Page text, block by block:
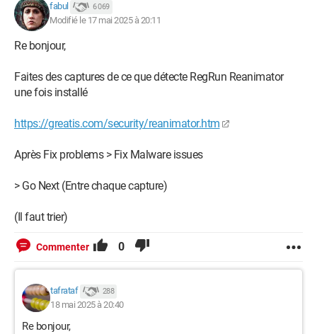
fabul 6 069
Modifié le 17 mai 2025 à 20:11
Re bonjour,
Faites des captures de ce que détecte RegRun Reanimator
une fois installé
https://greatis.com/security/reanimator.htm
Après Fix problems > Fix Malware issues
> Go Next (Entre chaque capture)
(Il faut trier)
Commenter 0
tafrataf 288
18 mai 2025 à 20:40
Re bonjour,